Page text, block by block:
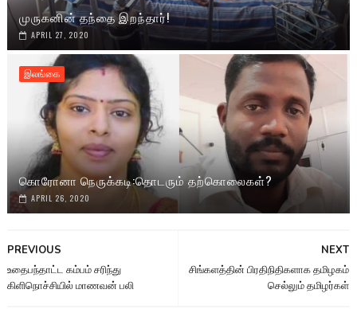
முருகனின் தந்தை இறந்தார்!
APRIL 27, 2020
இலங்கை
கொரோனா நெருக்கடி:தொடரும் தற்கொலைகள்?
APRIL 26, 2020
NEXT
சிங்களத்தின் பிரதிநிதிகளாக தமிழகம்
செல்லும் தமிழர்கள்
PREVIOUS
உதைபந்தாட்ட கம்பம் சரிந்து
கிளிநொச்சியில் மாணவன் பலி